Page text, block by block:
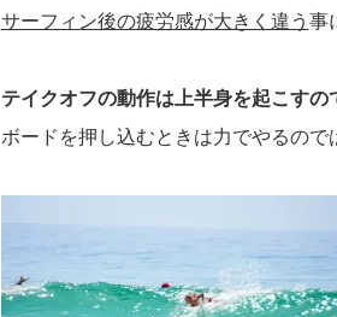
サーフィン後の疲労感が大きく違う 事
テイクオフの動作は上半身を起こす
ボードを押し込むときは力でやるので